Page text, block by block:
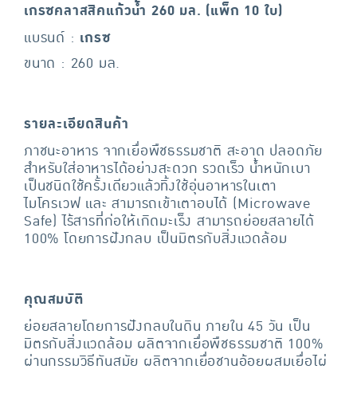
เกรซคลาสสิคแก้วน้ำ 260 มล. (แพ็ก 10 ใบ)
แบรนด์ : เกรซ
ขนาด : 260 มล.
รายละเอียดสินค้า
ภาชนะอาหาร จากเยื่อพืชธรรมชาติ สะอาด ปลอดภัย
สำหรับใส่อาหารได้อย่างสะดวก รวดเร็ว น้ำหนักเบา
เป็นชนิดใช้ครั้งเดียวแล้วทิ้งใช้อุ่นอาหารในเตา
ไมโครเวฟ และ สามารถเข้าเตาอบได้ (Microwave
Safe) ไร้สารที่ก่อให้เกิดมะเร็ง สามารถย่อยสลายได้
100% โดยการฝังกลบ เป็นมิตรกับสิ่งแวดล้อม
คุณสมบัติ
ย่อยสลายโดยการฝังกลบในดิน ภายใน 45 วัน เป็น
มิตรกับสิ่งแวดล้อม ผลิตจากเยื่อพืชธรรมชาติ 100%
ผ่านกรรมวิธีทันสมัย ผลิตจากเยื่อชานอ้อยผสมเยื่อไผ่